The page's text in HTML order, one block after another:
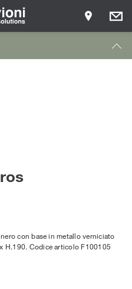
con base in metallo verniciato
H.190. Codice articolo F100105